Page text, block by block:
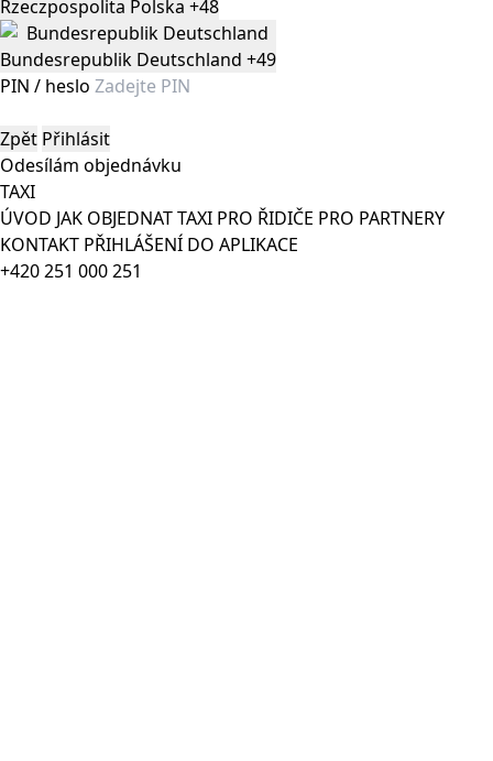
Rzeczpospolita Polska +48
Bundesrepublik Deutschland +49
PIN / heslo
Zpět Přihlásit
Odesílám objednávku
TAXI
ÚVOD JAK OBJEDNAT TAXI PRO ŘIDIČE PRO PARTNERY
KONTAKT PŘIHLÁŠENÍ DO APLIKACE
+420 251 000 251